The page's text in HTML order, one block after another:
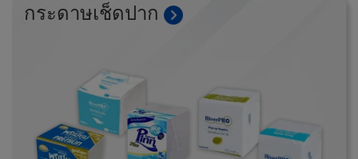
กระดาษเช็ดปาก